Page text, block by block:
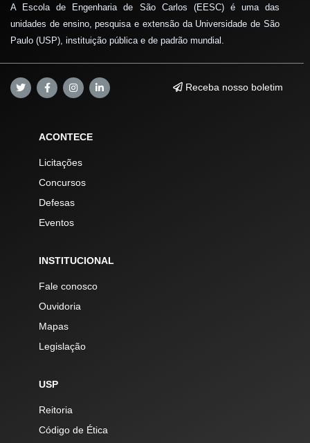
A Escola de Engenharia de São Carlos (EESC) é uma das
unidades de ensino, pesquisa e extensão da Universidade de São
Paulo (USP), instituição pública e de padrão mundial.
Receba nosso boletim
ACONTECE
Licitações
Concursos
Defesas
Eventos
INSTITUCIONAL
Fale conosco
Ouvidoria
Mapas
Legislação
USP
Reitoria
Código de Ética